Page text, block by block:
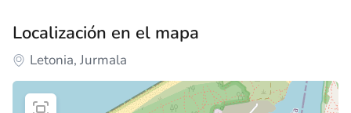
Localización en el mapa
Letonia, Jurmala